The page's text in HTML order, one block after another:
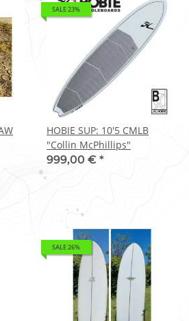
SALE 23%
HOBIE SUP: 10'5 CMLB
"Collin McPhillips"
999,00 € *
SALE 26%